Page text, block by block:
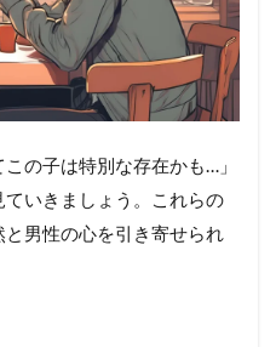
の子は特別な存在かも…」
いきましょう。これらの
男性の心を引き寄せられ